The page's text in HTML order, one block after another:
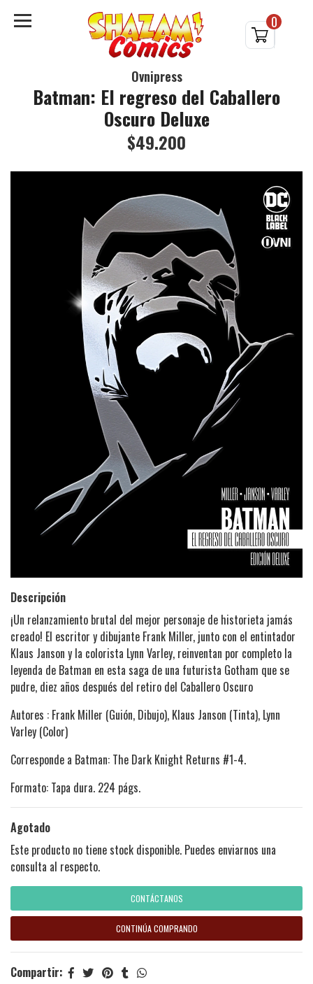
0
Ovnipress
Batman: El regreso del Caballero
Oscuro Deluxe
$49.200
Descripción
¡Un relanzamiento brutal del mejor personaje de historieta jamás
creado! El escritor y dibujante Frank Miller, junto con el entintador
Klaus Janson y la colorista Lynn Varley, reinventan por completo la
leyenda de Batman en esta saga de una futurista Gotham que se
pudre, diez años después del retiro del Caballero Oscuro
Autores : Frank Miller (Guión, Dibujo), Klaus Janson (Tinta), Lynn
Varley (Color)
Corresponde a Batman: The Dark Knight Returns #1-4.
Formato: Tapa dura. 224 págs.
Agotado
Este producto no tiene stock disponible. Puedes enviarnos una
consulta al respecto.
CONTÁCTANOS
CONTINÚA COMPRANDO
Compartir: